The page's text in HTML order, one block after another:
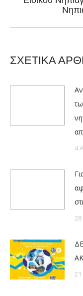
ΣΧΕΤΙΚΑ
4
28
21